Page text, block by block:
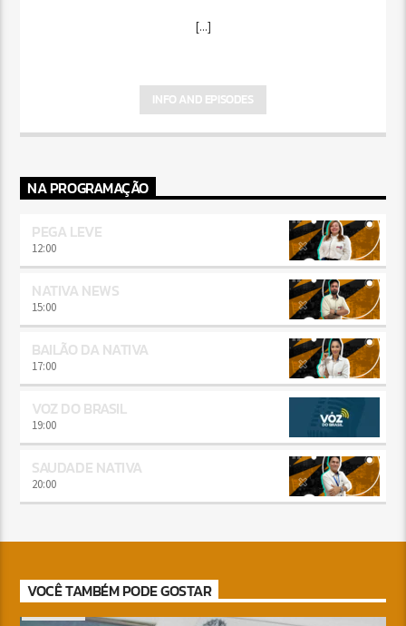
[...]
INFO AND EPISODES
NA PROGRAMAÇÃO
PEGA LEVE
12:00
NATIVA NEWS
15:00
BAILÃO DA NATIVA
17:00
VOZ DO BRASIL
19:00
SAUDADE NATIVA
20:00
VOCÊ TAMBÉM PODE GOSTAR